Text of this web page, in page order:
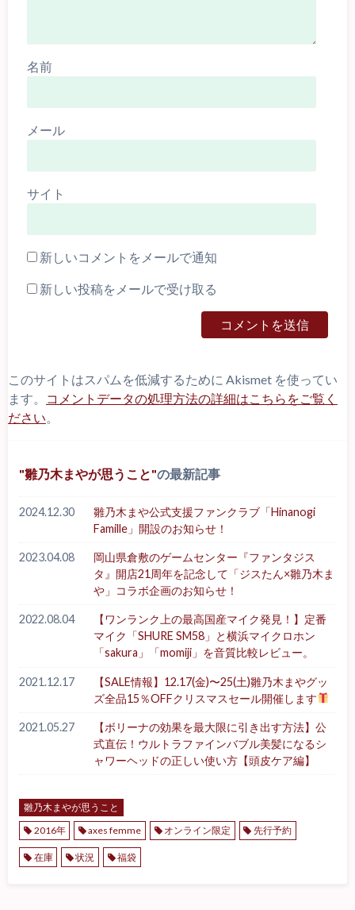
名前
メール
サイト
新しいコメントをメールで通知
新しい投稿をメールで受け取る
このサイトはスパムを低減するために Akismet を使ってい
ます。
コメントデータの処理方法の詳細はこちらをご覧く
ださい。
雛乃木まやが思うこと の最新記事
2024.12.30
雛乃木まや公式支援ファンクラブ「Hinanogi
Famille」開設のお知らせ！
2023.04.08
岡山県倉敷のゲームセンター『ファンタジス
タ』開店21周年を記念して「ジスたん×雛乃木ま
や」コラボ企画のお知らせ！
2022.08.04
【ワンランク上の最高国産マイク発見！】定番
マイク「SHURE SM58」と横浜マイクロホン
「sakura」「momiji」を音質比較レビュー。
2021.12.17
【SALE情報】12.17(金)〜25(土)雛乃木まやグッ
ズ全品15％OFFクリスマスセール開催します
2021.05.27
【ボリーナの効果を最大限に引き出す方法】公
式直伝！ウルトラファインバブル美髪になるシ
ャワーヘッドの正しい使い方【頭皮ケア編】
雛乃木まやが思うこと
2016年
axes femme オンライン限定 先行予約
在庫 状況 福袋